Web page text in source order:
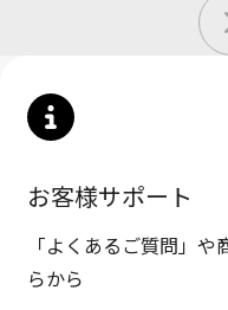
お客様サポート
「よくあるご質問」
らから